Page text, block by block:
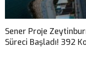
Sener Proje
Süreci Başladı! 392